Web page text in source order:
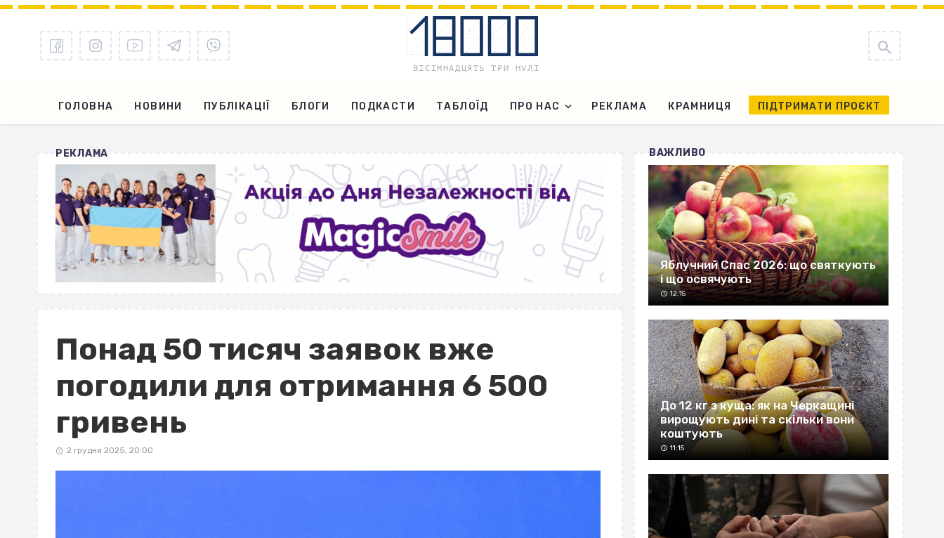
ГОЛОВНА НОВИНИ ПУБЛІКАЦІЇ БЛОГИ ПОДКАСТИ ТАБЛОЇД ПРО НАС РЕКЛАМА КРАМНИЦЯ ПІДТРИМАТИ ПРОЄКТ
РЕКЛАМА
Понад 50 тисяч заявок вже
погодили для отримання 6 500
гривень
2 грудня 2025, 20:00
ВАЖЛИВО
Яблучний Спас 2026: що святкують
і що освячують
12:15
До 12 кг з куща: як на Черкащині
вирощують дині та скільки вони
коштують
11:15